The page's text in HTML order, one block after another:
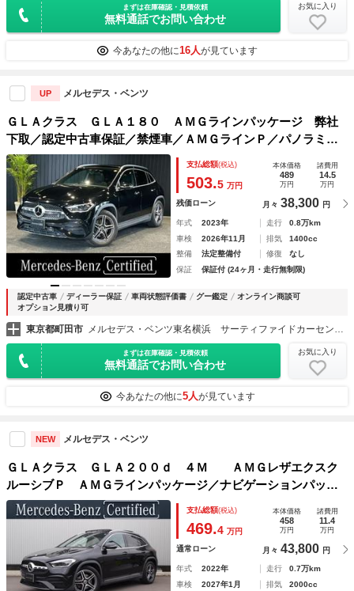
まずは在庫確認・見積依頼
無料通話でお問い合わせ
お気に入り
今あなたの他に16人が見ています
UP メルセデス・ベンツ
ＧＬＡクラス ＧＬＡ１８０ ＡＭＧラインパッケージ 弊社
下取／認定中古車保証／禁煙車／ＡＭＧラインＰ／パノラミッ
クスライディングルーフ／レーダーセーフティＰ／３６０°カメ
ラ／アンビエントライト／シートコンフォートＰ／フットトラ
ンクオープナー／ワイヤレス
支払総額(税込)
503.5 万円
本体価格
489
万円
諸費用
14.5
万円
残価ローン 月々 38,300 円
年式 2023年 走行
0.8万km
車検
2026年11月 排気
1400cc
整備
法定整備付 修復
なし
保証
保証付 (24ヶ月・走行無制限)
認定中古車 ディーラー保証 車両状態評価書 グー鑑定
オンライン商談可
オプション見積り可
東京都町田市
まずは在庫確認・見積依頼
無料通話でお問い合わせ
お気に入り
今あなたの他に5人が見ています
NEW メルセデス・ベンツ
ＧＬＡクラス ＧＬＡ２００ｄ ４Ｍ ＡＭＧレザエクスク
ルーシブＰ ＡＭＧラインパッケージ／ナビゲーションパッケ
ージ／パノラミックスライディングルーフ／オプションカラー
（コスモスブラック）／レーダーセーフティーパッケージ／３
６０度バックカメラシステム／シートヒーター／
支払総額(税込)
469.4 万円
本体価格
458
万円
諸費用
11.4
万円
通常ローン 月々 43,800 円
年式 2022年 走行
0.7万km
車検
2027年1月 排気 2000cc